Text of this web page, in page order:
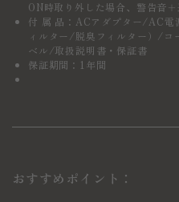
ON時取り外した場合、警告音＋
付 属 品：ACアダプター/AC電
ィルター/脱臭フィルター）/コ
ベル/取扱説明書・保証書
保証期間：1年間
おすすめポイント：